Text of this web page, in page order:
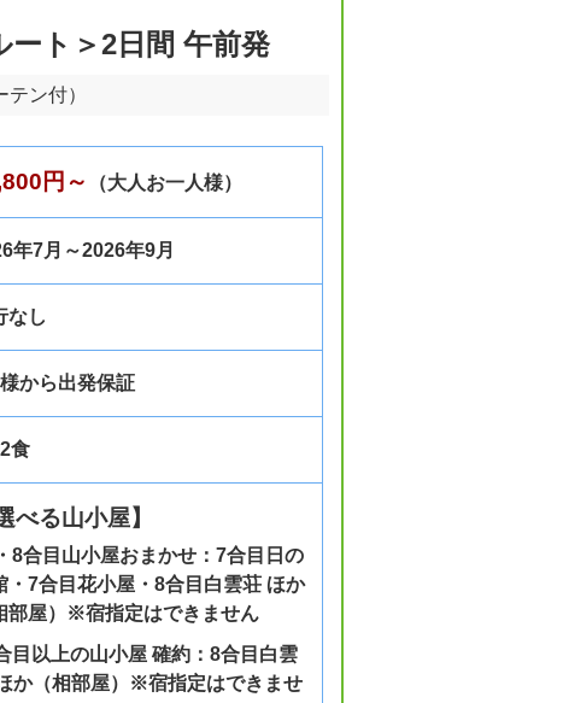
ート＞2日間 午前発
ン付）
円～ （大人お一人様）
年7月～2026年9月
なし
から出発保証
食
べる山小屋】
8合目山小屋おまかせ：7合目日の
・7合目花小屋・8合目白雲荘 ほか
部屋）※宿指定はできません
目以上の山小屋 確約：8合目白雲
か（相部屋）※宿指定はできませ